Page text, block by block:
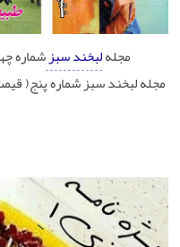
مجلهلبخند سبز
مجله لبخند سبز شماره پنج( قیمت 2500